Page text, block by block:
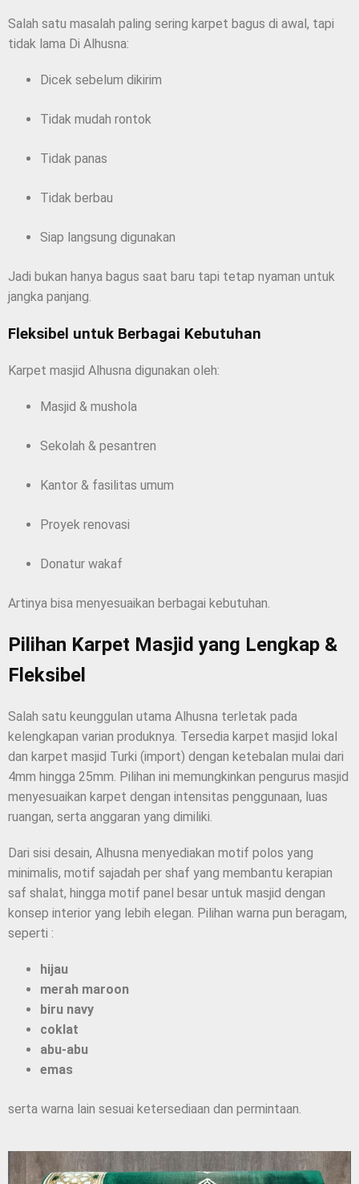
Salah satu masalah paling sering karpet bagus di awal, tapi
tidak lama Di Alhusna:
Dicek sebelum dikirim
Tidak mudah rontok
Tidak panas
Tidak berbau
Siap langsung digunakan
Jadi bukan hanya bagus saat baru tapi tetap nyaman untuk
jangka panjang.
Fleksibel untuk Berbagai Kebutuhan
Karpet masjid Alhusna digunakan oleh:
Masjid & mushola
Sekolah & pesantren
Kantor & fasilitas umum
Proyek renovasi
Donatur wakaf
Artinya bisa menyesuaikan berbagai kebutuhan.
Pilihan Karpet Masjid yang Lengkap &
Fleksibel
Salah satu keunggulan utama Alhusna terletak pada
kelengkapan varian produknya. Tersedia karpet masjid lokal
dan karpet masjid Turki (import) dengan ketebalan mulai dari
4mm hingga 25mm. Pilihan ini memungkinkan pengurus masjid
menyesuaikan karpet dengan intensitas penggunaan, luas
ruangan, serta anggaran yang dimiliki.
Dari sisi desain, Alhusna menyediakan motif polos yang
minimalis, motif sajadah per shaf yang membantu kerapian
saf shalat, hingga motif panel besar untuk masjid dengan
konsep interior yang lebih elegan. Pilihan warna pun beragam,
seperti :
hijau
merah maroon
biru navy
coklat
abu-abu
emas
serta warna lain sesuai ketersediaan dan permintaan.